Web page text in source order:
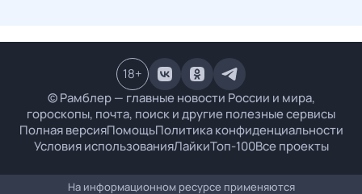
© Рамблер — главные новости России и мира,
гороскопы, почта, поиск и другие полезные сервисы
Полная версияПомощьПолитика конфиденциальности
Условия использованияЛайкиТоп-100Все проекты
18+
На информационном ресурсе применяются